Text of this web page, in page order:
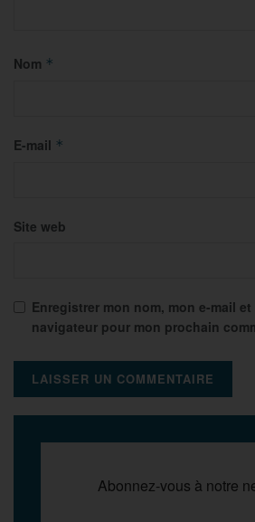
Nom *
E-mail *
Site web
Enregistrer mon nom, mon e-mail
navigateur pour mon prochain
Abonnez-vous à notre